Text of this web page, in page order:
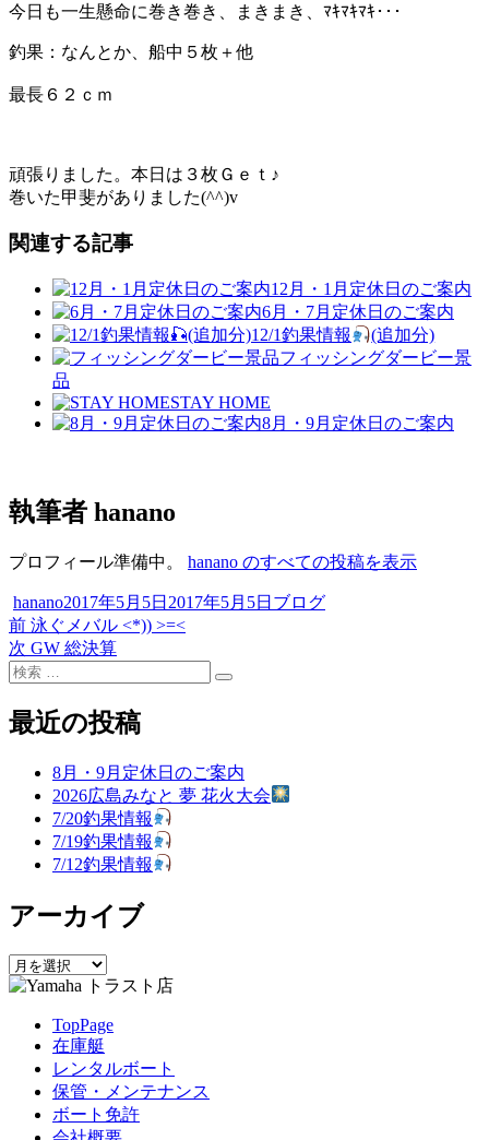
今日も一生懸命に巻き巻き、まきまき、ﾏｷﾏｷﾏｷ･･･
釣果：なんとか、船中５枚＋他
最長６２ｃｍ
頑張りました。本日は３枚Ｇｅｔ♪
巻いた甲斐がありました(^^)v
関連する記事
12月・1月定休日のご案内
6月・7月定休日のご案内
12/1釣果情報
(追加分)
フィッシングダービー景
品
STAY HOME
8月・9月定休日のご案内
執筆者 hanano
プロフィール準備中。 hanano のすべての投稿を表示
投
稿
者
hanano投
稿
日:
2017年5月5日 2017年5月5日 カ
ブログ
投
稿
ビ
ン
前 過
去
の
稿:
泳ぐメバル <*)) >=<
次 次
の
稿:
GW 総決算
検
対
象:
検
最近の投稿
8月・9月定休日のご案内
2026広島みなと 夢 花火大会
7/20釣果情報
7/19釣果情報
7/12釣果情報
アーカイブ
ア
ー
TopPage
在庫艇
レンタルボート
保管・メンテナンス
ボート免許